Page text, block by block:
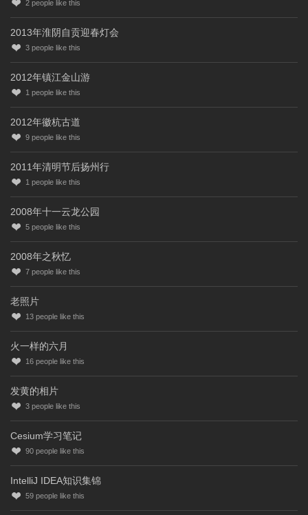
2 people like this
2013年淮阴自贡迎春灯会
3 people like this
2012年镇江金山游
1 people like this
2012年徽杭古道
9 people like this
2011年清明节后扬州行
1 people like this
2008年十一云龙公园
5 people like this
2008年之秋忆
7 people like this
老照片
13 people like this
火一样的六月
16 people like this
发黄的相片
3 people like this
Cesium学习笔记
90 people like this
IntelliJ IDEA知识集锦
59 people like this